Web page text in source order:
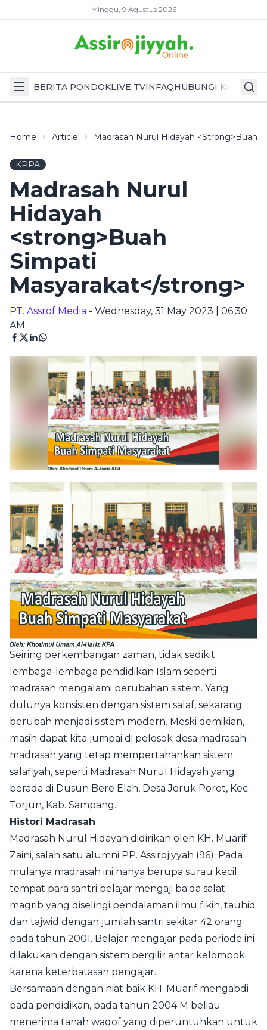
Minggu, 9 Agustus 2026
BERITA PONDOKLIVE TVINFAQHUBUNGI KAMI
Home Article Madrasah Nurul Hidayah <strong>Buah
KPPA
Madrasah Nurul
Hidayah
<strong>Buah
Simpati
Masyarakat</strong>
PT. Assrof Media - Wednesday, 31 May 2023 | 06:30
AM
Seiring perkembangan zaman, tidak sedikit
lembaga-lembaga pendidikan Islam seperti
madrasah mengalami perubahan sistem. Yang
dulunya konsisten dengan sistem salaf, sekarang
berubah menjadi sistem modern. Meski demikian,
masih dapat kita jumpai di pelosok desa madrasah-
madrasah yang tetap mempertahankan sistem
salafiyah, seperti Madrasah Nurul Hidayah yang
berada di Dusun Bere Elah, Desa Jeruk Porot, Kec.
Torjun, Kab. Sampang.
Histori Madrasah
Madrasah Nurul Hidayah didirikan oleh KH. Muarif
Zaini, salah satu alumni PP. Assirojiyyah (96). Pada
mulanya madrasah ini hanya berupa surau kecil
tempat para santri belajar mengaji ba'da salat
magrib yang diselingi pendalaman ilmu fikih, tauhid
dan tajwid dengan jumlah santri sekitar 42 orang
pada tahun 2001. Belajar mengajar pada periode ini
dilakukan dengan sistem bergilir antar kelompok
karena keterbatasan pengajar.
Bersamaan dengan niat baik KH. Muarif mengabdi
pada pendidikan, pada tahun 2004 M beliau
menerima tanah waqof yang diperuntuhkan untuk